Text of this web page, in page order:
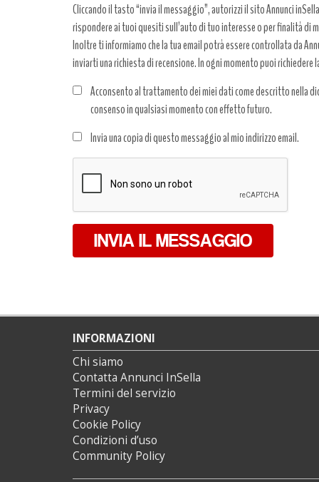
Cliccando il tasto “invia il messaggio”, autorizzi il sito Annunci
rispondere ai tuoi quesiti sull’auto di tuo interesse o per finalità di
Inoltre ti informiamo che la tua email potrà essere controllata da
inviarti una richiesta di recensione. In ogni momento puoi
Acconsento al trattamento dei miei dati come descritto nella
consenso in qualsiasi momento con effetto futuro.
dati
*
Invia una copia di questo messaggio al mio indirizzo email.
INVIA IL MESSAGGIO
INFORMAZIONI
Chi siamo
Contatta Annunci InSella
Termini del servizio
Privacy
Cookie Policy
Condizioni d’uso
Community Policy